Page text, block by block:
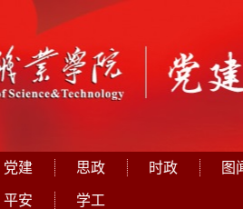
党建 思政 时政 图
平安 学工